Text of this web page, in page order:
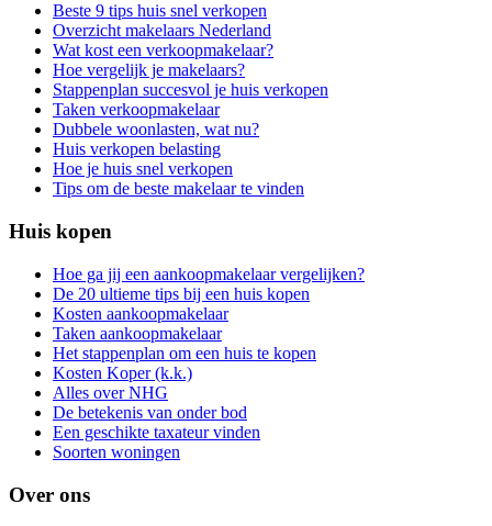
Beste 9 tips huis snel verkopen
Overzicht makelaars Nederland
Wat kost een verkoopmakelaar?
Hoe vergelijk je makelaars?
Stappenplan succesvol je huis verkopen
Taken verkoopmakelaar
Dubbele woonlasten, wat nu?
Huis verkopen belasting
Hoe je huis snel verkopen
Tips om de beste makelaar te vinden
Huis kopen
Hoe ga jij een aankoopmakelaar vergelijken?
De 20 ultieme tips bij een huis kopen
Kosten aankoopmakelaar
Taken aankoopmakelaar
Het stappenplan om een huis te kopen
Kosten Koper (k.k.)
Alles over NHG
De betekenis van onder bod
Een geschikte taxateur vinden
Soorten woningen
Over ons